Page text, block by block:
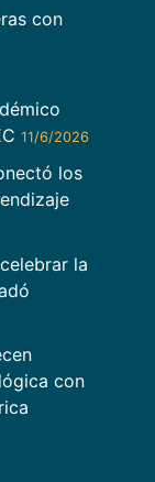
con
11/6/2026
los
la
con